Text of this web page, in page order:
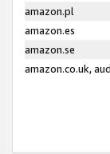
amazon.pl
amazon.es
amazon.se
amazon.co.uk,